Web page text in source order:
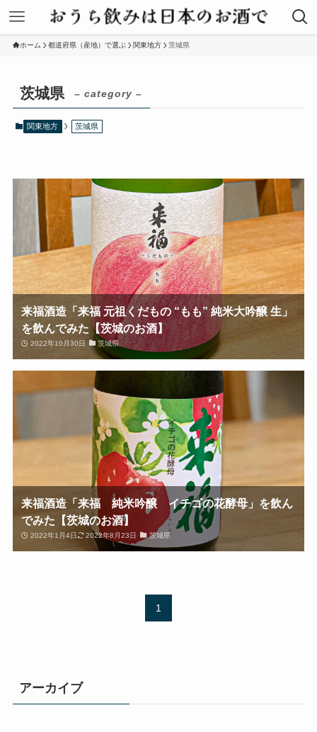
ホーム 都道府県（産地）で選ぶ 関東地方 茨城県
茨城県 – category –
関東地方 茨城県
来福酒造「来福 元祖くだもの “もも” 純米大吟醸 生」
を飲んでみた【茨城のお酒】
2022年10月30日 茨城県
来福酒造「来福 純米吟醸 イチゴの花酵母」を飲ん
でみた【茨城のお酒】
2022年1月4日 2022年8月23日 茨城県
1
アーカイブ